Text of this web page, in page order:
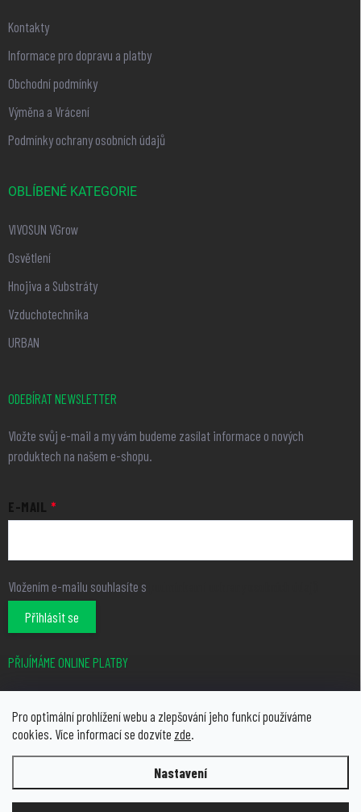
Pro optimální prohlížení webu a zlepšování jeho funkcí používáme
cookies. Více informací se dozvíte zde.
Nastavení
Kontakty
Informace pro dopravu a platby
Obchodní podmínky
Výměna a Vrácení
Podmínky ochrany osobních údajů
OBLÍBENÉ KATEGORIE
VIVOSUN VGrow
Osvětlení
Hnojiva a Substráty
Vzduchotechnika
URBAN
ODEBÍRAT NEWSLETTER
Vložte svůj e-mail a my vám budeme zasílat informace o nových
produktech na našem e-shopu.
E-MAIL
Vložením e-mailu souhlasíte s
Přihlásit se
PŘIJÍMÁME ONLINE PLATBY
Copyright 2026growcity.cz. Všechna práva vyhrazena.Upravit